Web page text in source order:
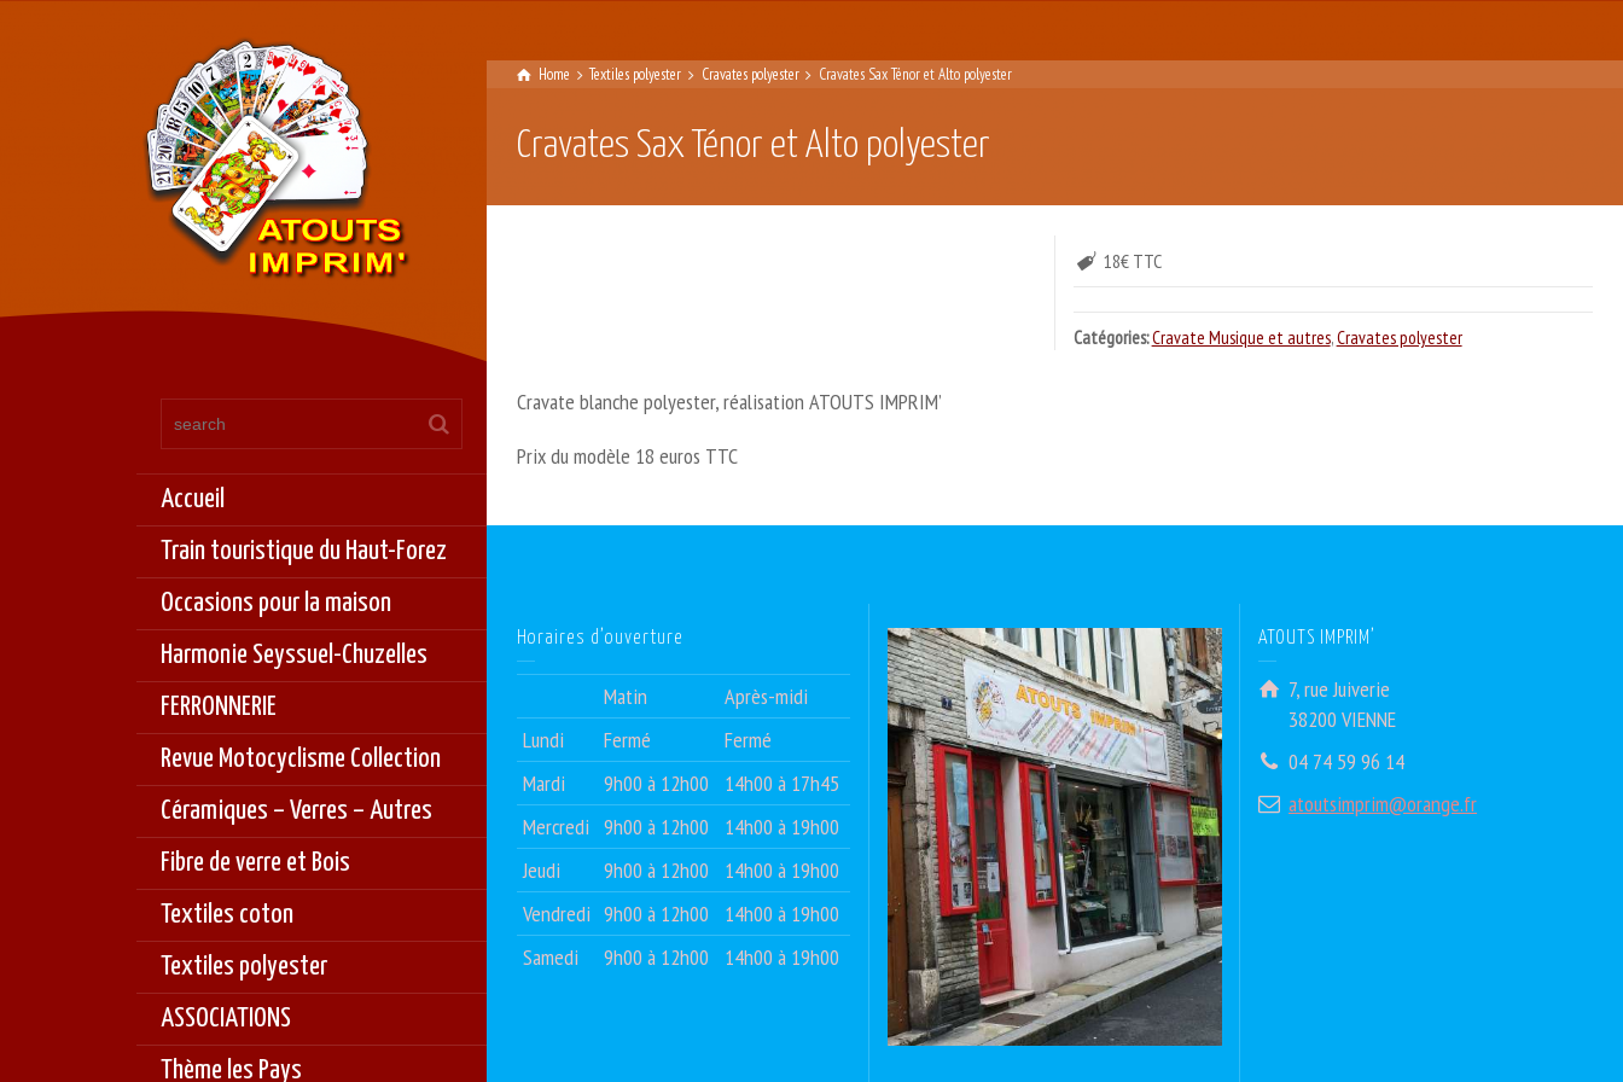
Accueil
Train touristique du Haut-Forez
Occasions pour la maison
Harmonie Seyssuel-Chuzelles
FERRONNERIE
Revue Motocyclisme Collection
Céramiques – Verres – Autres
Fibre de verre et Bois
Textiles coton
Textiles polyester
ASSOCIATIONS
Thème les Pays
Home Textiles polyester Cravates polyester Cravates Sax Ténor et Alto polyester
Cravates Sax Ténor et Alto polyester
18€ TTC
Catégories:Cravate Musique et autres,Cravates polyester
Cravate blanche polyester, réalisation ATOUTS IMPRIM’
Prix du modèle 18 euros TTC
Horaires d’ouverture
Matin
Après-midi
Lundi
Fermé
Fermé
Mardi
9h00 à 12h00
14h00 à 17h45
Mercredi 9h00 à 12h00
14h00 à 19h00
Jeudi
9h00 à 12h00
14h00 à 19h00
Vendredi 9h00 à 12h00
14h00 à 19h00
Samedi
9h00 à 12h00 14h00 à 19h00
ATOUTS IMPRIM’
7, rue Juiverie
38200 VIENNE
04 74 59 96 14
atoutsimprim@orange.fr